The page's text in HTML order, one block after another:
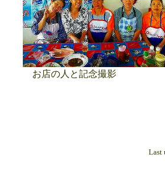
お店の人と記念撮影
Last